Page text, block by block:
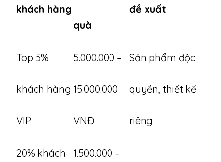
khách hàng
quà
đề xuất
Top 5%
khách hàng
VIP
5.000.000 –
15.000.000
VNĐ
Sản phẩm độc
quyền, thiết kế
riêng
20% khách 1.500.000 –